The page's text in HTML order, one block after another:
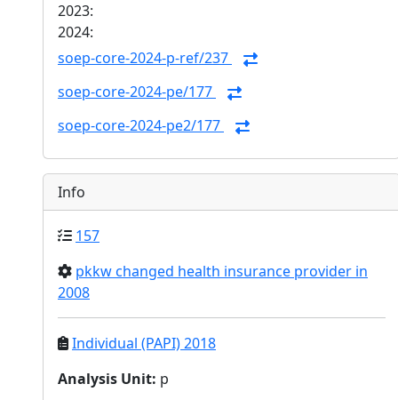
2023:
2024:
soep-core-2024-p-ref/237
soep-core-2024-pe/177
soep-core-2024-pe2/177
Info
157
pkkw changed health insurance provider in
2008
Individual (PAPI) 2018
Analysis Unit: p